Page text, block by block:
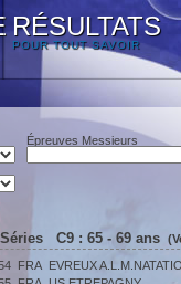
RÉSULTATS
POUR TOUT SAVOIR
Épreuves Messieurs
C9 : 65 - 69 ans
FRA EVREUX